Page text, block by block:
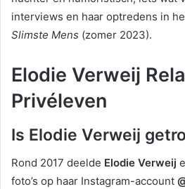
interviews en haar optredens in
Slimste Mens (zomer 2023).
Elodie Verweij
Privéleven
Is Elodie Verweij
Rond 2017 deelde Elodie Verweij
foto’s op haar Instagram-account